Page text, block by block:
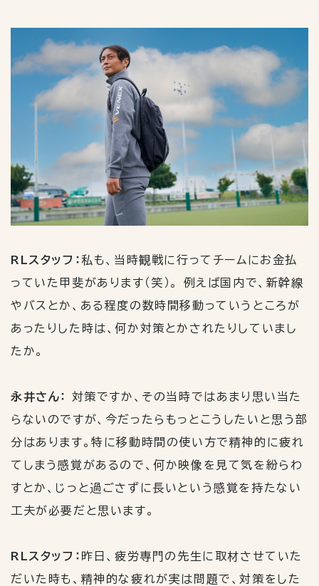
RLスタッフ：私も、当時観戦に行ってチームにお金払
っていた甲斐があります（笑）。 例えば国内で、新幹線
やバスとか、ある程度の数時間移動っていうところが
あったりした時は、何か対策とかされたりしていまし
たか。
永井さん：
対策ですか、その当時ではあまり思い当た
らないのですが、今だったらもっとこうしたいと思う部
分はあります。特に移動時間の使い方で精神的に疲れ
てしまう感覚があるので、何か映像を見て気を紛らわ
すとか、じっと過ごさずに長いという感覚を持たない
工夫が必要だと思います。
RLスタッフ： 昨日、疲労専門の先生に取材させていた
だいた時も、精神的な疲れが実は問題で、対策をした